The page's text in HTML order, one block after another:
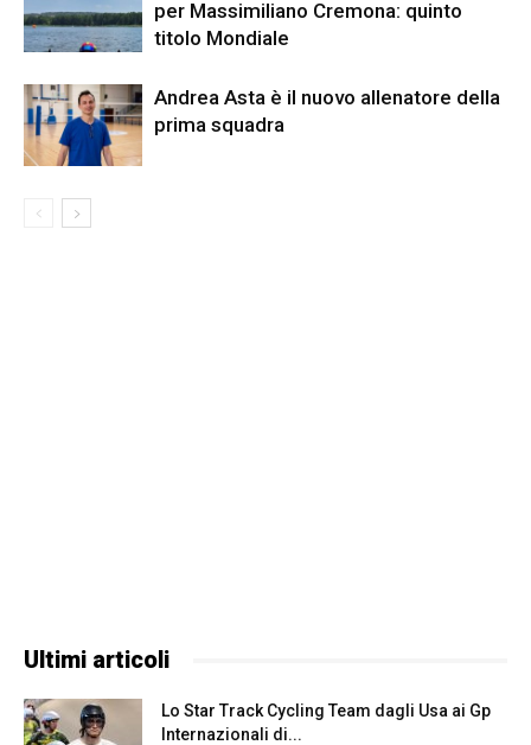
per Massimiliano Cremona: quinto
titolo Mondiale
Andrea Asta è il nuovo allenatore della
prima squadra
Ultimi articoli
Lo Star Track Cycling Team dagli Usa ai Gp
Internazionali di...